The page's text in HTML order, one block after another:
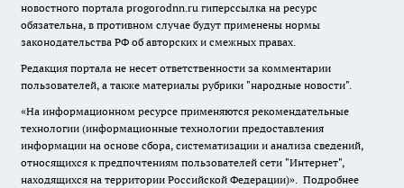
новостного портала progorodnn.ru гиперссылка на ресурс
обязательна, в противном случае будут применены нормы
законодательства РФ об авторских и смежных правах.
Редакция портала не несет ответственности за комментарии
пользователей, а также материалы рубрики "народные новости".
«На информационном ресурсе применяются рекомендательные
технологии (информационные технологии предоставления
информации на основе сбора, систематизации и анализа сведений,
относящихся к предпочтениям пользователей сети "Интернет",
находящихся на территории Российской Федерации)». Подробнее